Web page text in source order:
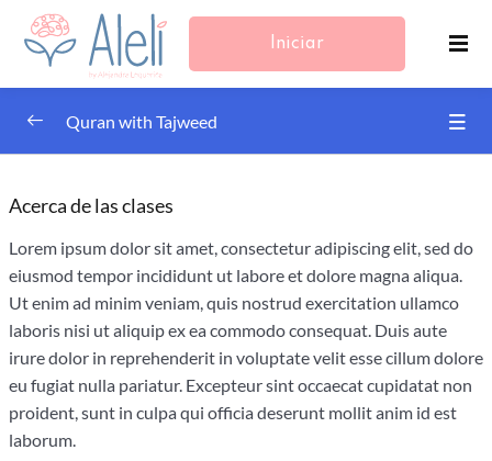
Iniciar
Continued
0/4
WFW Baqarah Ayah 216-219
WFW Baqarah Ayah 220-223
WFW Baqarah Ayah 224-229
WFW Baqarah Ayah 230-232
Quran with Tajweed
Acerca de las clases
Lorem ipsum dolor sit amet, consectetur adipiscing elit, sed do
eiusmod tempor incididunt ut labore et dolore magna aliqua.
Ut enim ad minim veniam, quis nostrud exercitation ullamco
laboris nisi ut aliquip ex ea commodo consequat. Duis aute
irure dolor in reprehenderit in voluptate velit esse cillum dolore
eu fugiat nulla pariatur. Excepteur sint occaecat cupidatat non
proident, sunt in culpa qui officia deserunt mollit anim id est
laborum.